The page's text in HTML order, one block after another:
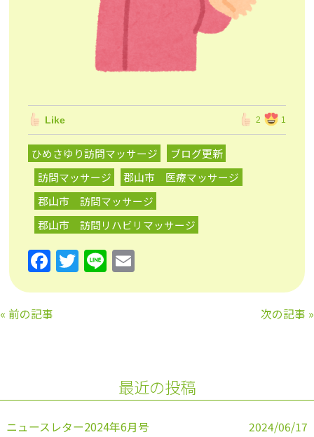
Like 2 1
ひめさゆり訪問マッサージ
ブログ更新
訪問マッサージ
郡山市 医療マッサージ
郡山市 訪問マッサージ
郡山市 訪問リハビリマッサージ
F
a
c
e
o
k
T
w
Li
n
« 前の記事 次の記事 »
最近の投稿
ニュースレター2024年6月号 2024/06/17